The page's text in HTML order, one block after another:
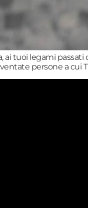
ai tuoi legami
persone a cui